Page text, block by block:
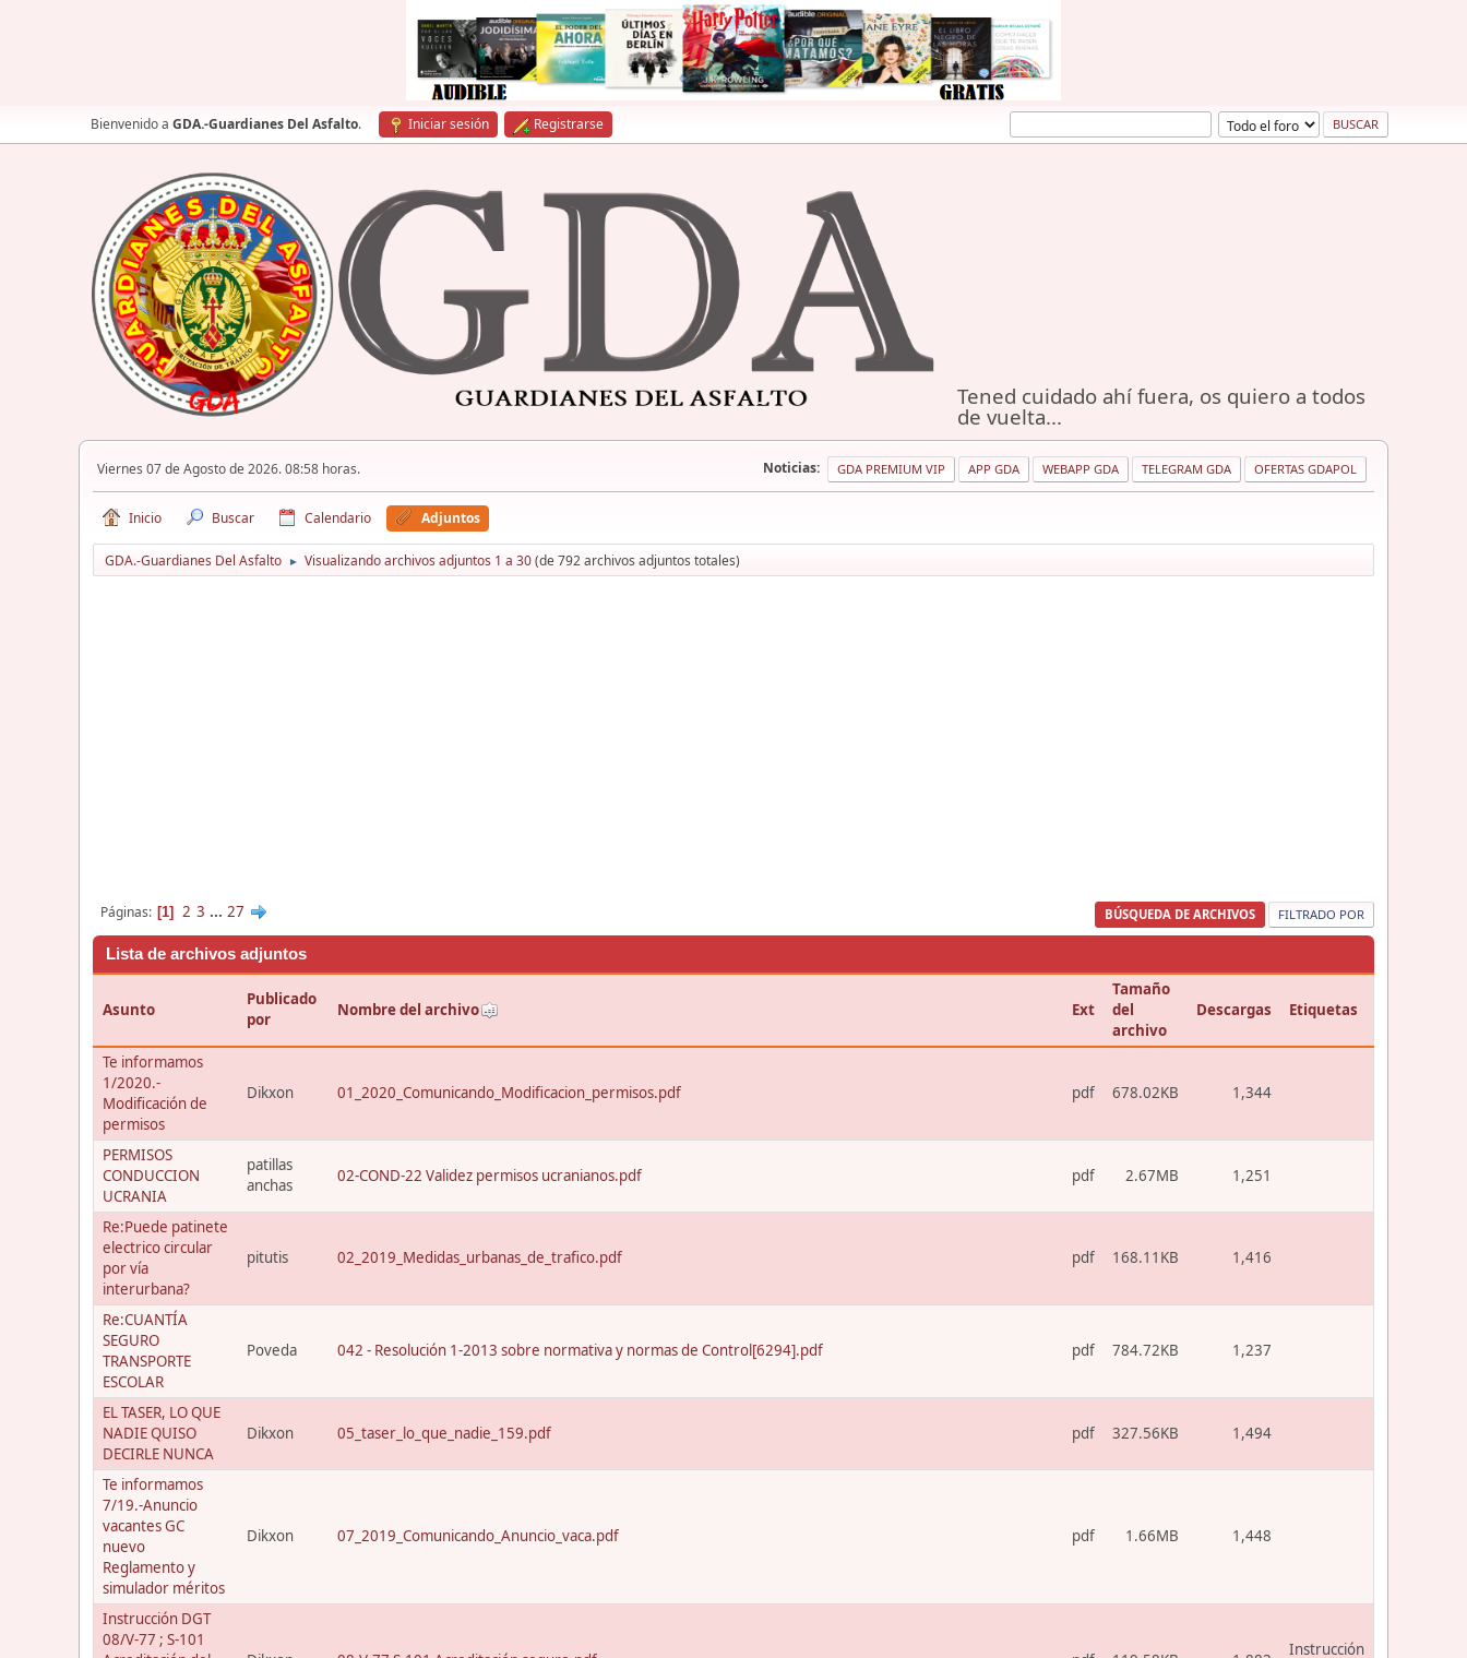
Bienvenido a GDA.-Guardianes Del Asfalto. Iniciar sesión Registrarse
Tened cuidado ahí fuera, os quiero a todos
de vuelta...
Viernes 07 de Agosto de 2026. 08:58 horas. Noticias: GDA PREMIUM VIP APP GDA WEBAPP GDA TELEGRAM GDA OFERTAS GDAPOL
Inicio Buscar Calendario Adjuntos
GDA.-Guardianes Del Asfalto ► Visualizando archivos adjuntos 1 a 30(de 792 archivos adjuntos totales)
BÚSQUEDA DE ARCHIVOS FILTRADO POR
Páginas 1 2 3 ... 27
Lista de archivos adjuntos
Asunto
Publicado
por
Nombre del archivo Ext
Tamaño
del
archivo
Descargas Etiquetas
Te informamos
1/2020.-
Modificación de
permisos
Dikxon 01_2020_Comunicando_Modificacion_permisos.pdf pdf 678.02KB 1,344
PERMISOS
CONDUCCION
UCRANIA
patillas
anchas
02-COND-22 Validez permisos ucranianos.pdf pdf 2.67MB 1,251
Re:Puede patinete
electrico circular
por vía
interurbana?
pitutis 02_2019_Medidas_urbanas_de_trafico.pdf pdf 168.11KB 1,416
Re:CUANTÍA
SEGURO
TRANSPORTE
ESCOLAR
Poveda 042 - Resolución 1-2013 sobre normativa y normas de Control[6294].pdf pdf 784.72KB 1,237
EL TASER, LO QUE
NADIE QUISO
DECIRLE NUNCA
Dikxon 05_taser_lo_que_nadie_159.pdf pdf 327.56KB 1,494
Te informamos
7/19.-Anuncio
vacantes GC
nuevo
Reglamento y
simulador méritos
Dikxon 07_2019_Comunicando_Anuncio_vaca.pdf pdf 1.66MB 1,448
Instrucción DGT
08/V-77 ; S-101
Instrucción